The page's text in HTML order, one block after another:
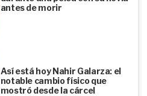
antes de morir
Así está hoy Nahir Galarza: el
notable cambio físico que
mostró desde la cárcel